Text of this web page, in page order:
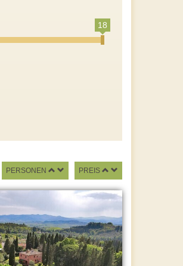
18
PERSONEN PREIS